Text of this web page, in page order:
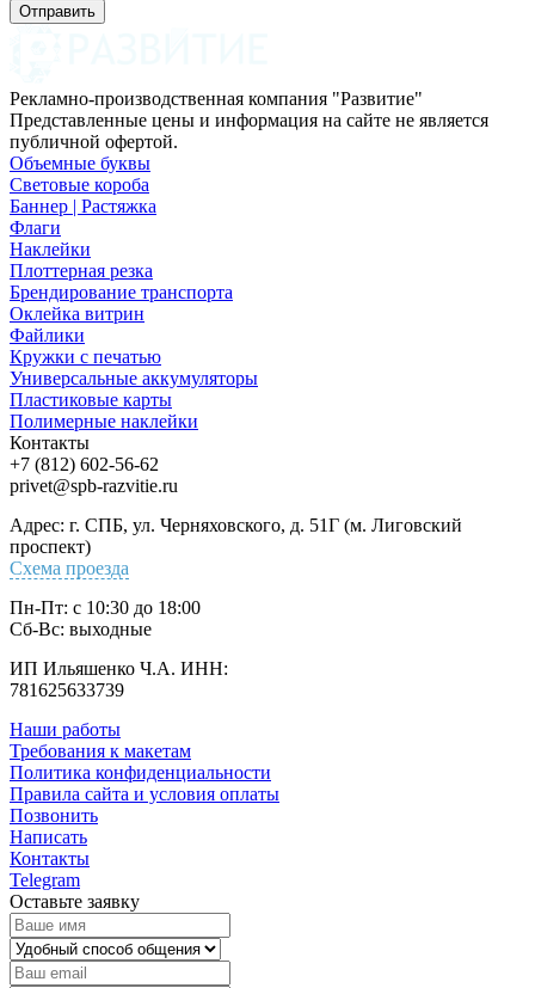
Отправить
Рекламно-производственная компания "Развитие"
Представленные цены и информация на сайте не является
публичной офертой.
Объемные буквы
Световые короба
Баннер | Растяжка
Флаги
Наклейки
Плоттерная резка
Брендирование транспорта
Оклейка витрин
Файлики
Кружки с печатью
Универсальные аккумуляторы
Пластиковые карты
Полимерные наклейки
Контакты
+7 (812) 602-56-62
privet@spb-razvitie.ru
Адрес: г. СПБ, ул. Черняховского, д. 51Г (м. Лиговский
проспект)
Схема проезда
Пн-Пт: с 10:30 до 18:00
Cб-Вс: выходные
ИП Ильяшенко Ч.А. ИНН:
781625633739
Наши работы
Требования к макетам
Политика конфиденциальности
Правила сайта и условия оплаты
Позвонить
Написать
Контакты
Telegram
Оставьте заявку